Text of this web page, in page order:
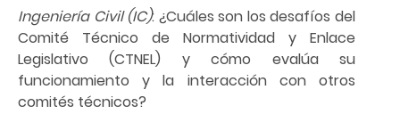
Ingeniería Civil (IC): ¿Cuáles son los desafíos del
Comité Técnico de Normatividad y Enlace
Legislativo (CTNEL) y cómo evalúa su
funcionamiento y la interacción con otros
comités técnicos?